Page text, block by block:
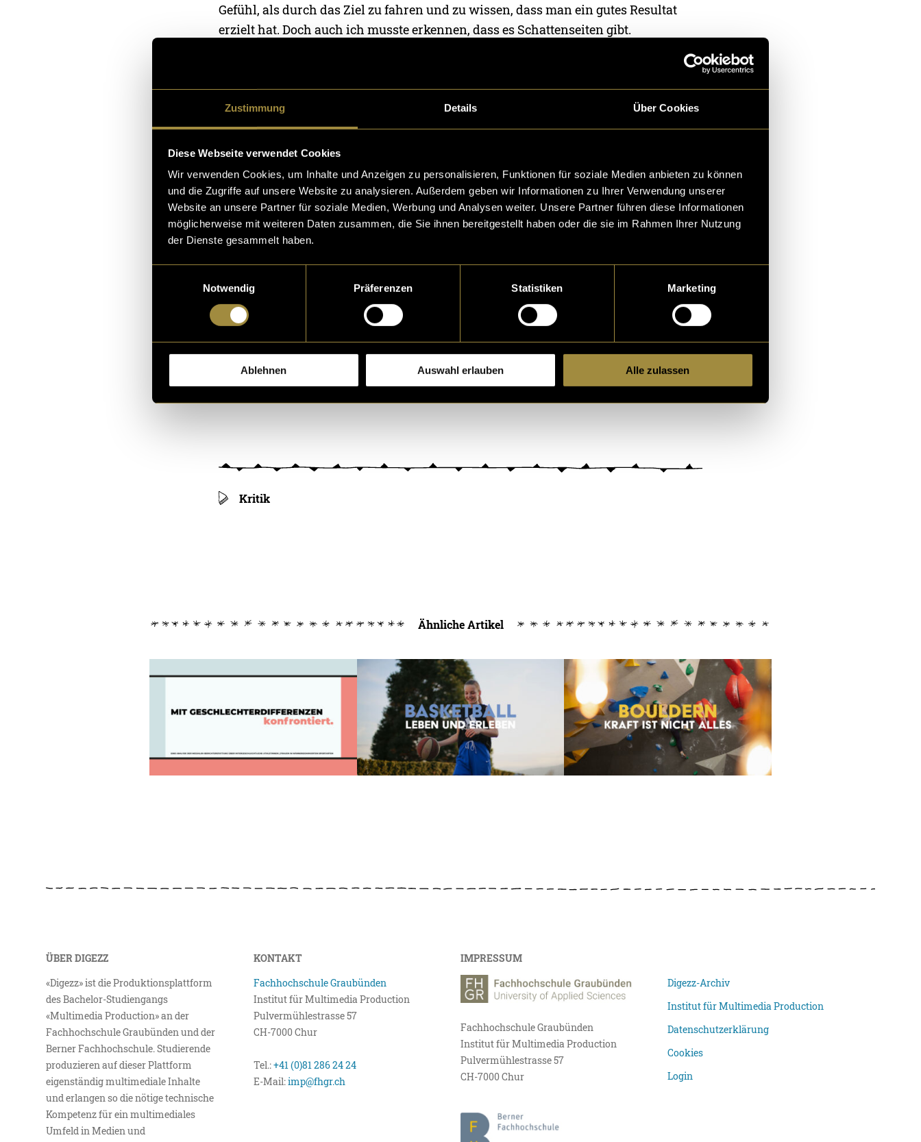
Zustimmung Details Über Cookies
Diese Webseite verwendet Cookies
Wir verwenden Cookies, um Inhalte und Anzeigen zu personalisieren, Funktionen für soziale Medien anbieten zu können
und die Zugriffe auf unsere Website zu analysieren. Außerdem geben wir Informationen zu Ihrer Verwendung unserer
Website an unsere Partner für soziale Medien, Werbung und Analysen weiter. Unsere Partner führen diese Informationen
möglicherweise mit weiteren Daten zusammen, die Sie ihnen bereitgestellt haben oder die sie im Rahmen Ihrer Nutzung
der Dienste gesammelt haben.
Notwendig
Präferenzen Statistiken Marketing
Ablehnen Auswahl erlauben Alle zulassen
Gefühl, als durch das Ziel zu fahren und zu wissen, dass man ein gutes Resultat
erzielt hat. Doch auch ich musste erkennen, dass es Schattenseiten gibt.
meine Saison sofort beenden musste. Zuvor war ich von größeren Verletzungen
verschont geblieben und wusste nicht, was auf mich zukommen würde. In den
folgenden Monaten habe ich erfahren, welche körperliche und mentale
Anstrengung eine solche Verletzung von den Athleten verlangt. Mit meinem
Projekt möchte ich die andere, nicht immer schöne Seite des Spitzensports zeigen.
Hierkommst du zu meiner Webseite, auf welcher ich Eindrücke in meinen
Rehaprozess gebe.
(bas)
Kritik
Ähnliche Artikel
ÜBER DIGEZZ
«Digezz» ist die Produktionsplattform
des Bachelor-Studiengangs
«Multimedia Production» an der
Fachhochschule Graubünden und der
Berner Fachhochschule. Studierende
produzieren auf dieser Plattform
eigenständig multimediale Inhalte
und erlangen so die nötige technische
Kompetenz für ein multimediales
Umfeld in Medien und
KONTAKT
Fachhochschule Graubünden
Institut für Multimedia Production
Pulvermühlestrasse 57
CH-7000 Chur
Tel.:+41 (0)81 286 24 24
E-Mail:imp@fhgr.ch
IMPRESSUM
Fachhochschule Graubünden
Institut für Multimedia Production
Pulvermühlestrasse 57
CH-7000 Chur
Digezz-Archiv
Institut für Multimedia Production
Datenschutzerklärung
Cookies
Login